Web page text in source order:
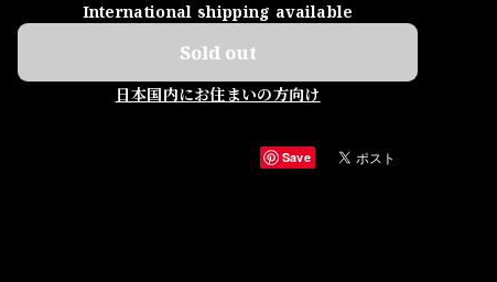
International shipping available
Sold out
日本国内にお住まいの方向け
Save